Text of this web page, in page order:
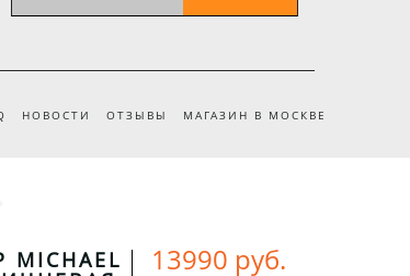
НОВОСТИ ОТЗЫВЫ МАГАЗИН В МОСКВЕ
13990 руб.